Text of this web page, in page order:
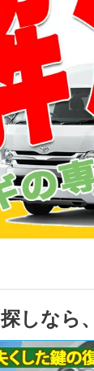
しなら